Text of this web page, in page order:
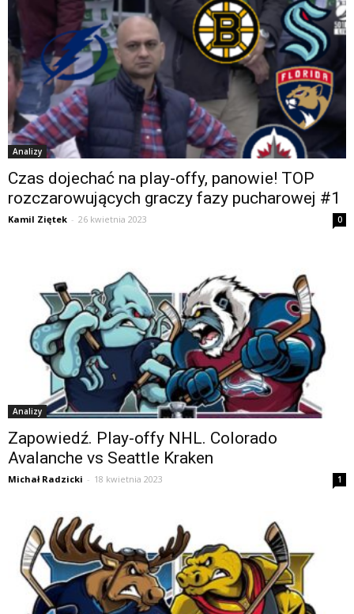
Analizy
Czas dojechać na play-offy, panowie! TOP
rozczarowujących graczy fazy pucharowej #1
Kamil Ziętek - 26 kwietnia 2023 0
Analizy
Zapowiedź. Play-offy NHL. Colorado
Avalanche vs Seattle Kraken
Michał Radzicki - 18 kwietnia 2023 1